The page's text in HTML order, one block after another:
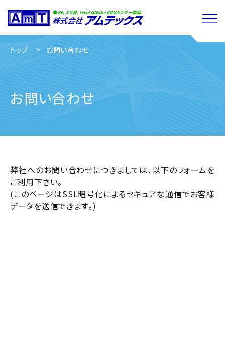
トップ お問い合わせ
お問い合わせ
弊社へのお問い合わせにつきましては、以下のフォームを
ご利用下さい。
(このページはSSL暗号化によるセキュアな通信でお客様
データを送信できます。)